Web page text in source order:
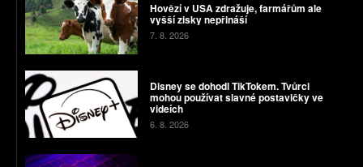
Hovězí v USA zdražuje, farmářům ale
vyšší zisky nepřináší
7. 8. 2026
Disney se dohodl TikTokem. Tvůrci
mohou používat slavné postavičky ve
videích
6. 8. 2026